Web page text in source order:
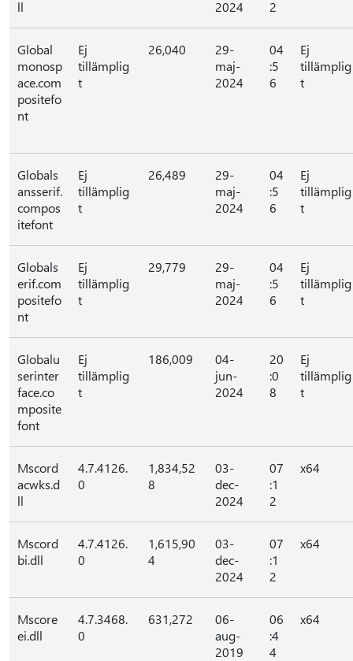
ll 2024 2
Global
monosp
ace.com
positefo
nt
Ej
tillämplig
t
26,040
29-
maj-
2024
04
:5
6
Ej
tillämplig
t
Globals
ansserif.
compos
itefont
Ej
tillämplig
t
26,489
29-
maj-
2024
04
:5
6
Ej
tillämplig
t
Globals
erif.com
positefo
nt
Ej
tillämplig
t
29,779
29-
maj-
2024
04
:5
6
Ej
tillämplig
t
Globalu
serinter
face.co
mposite
font
Ej
tillämplig
t
186,009
04-
jun-
2024
20
:0
8
Ej
tillämplig
t
Mscord
acwks.d
ll
4.7.4126.
0
1,834,52
8
03-
dec-
2024
07
:1
2
x64
Mscord
bi.dll
4.7.4126.
0
1,615,90
4
03-
dec-
2024
07
:1
2
x64
Mscore
ei.dll
4.7.3468.
0
631,272
06-
aug-
2019
06
:4
4
x64